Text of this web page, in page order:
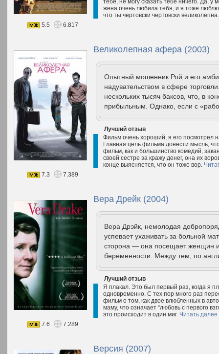
тебе, не могу сказать тебе ничего. Да,
жена очень любила тебя, и я тоже
что ты чертовски чертовски
5.5
6.817
Великолепная афера (2003)
Опытный мошенник Рой и его
надувательством в сфере
нескольких тысяч баксов, что, в
прибыльным. Однако, если с
Лучший отзыв
Фильм очень хороший, я его посмотрел
Главная цель фильма донести мысль,
фильм, как и большинство комедий,
своей сестре за кражу денег, она их
конце выясняется, что он тоже вор.
7.3
7.389
Вера Дрейк (2004)
Вера Дрэйк, немолодая
успевает ухаживать за больной
сторона — она посещает женщин и
беременности. Между тем, по
Лучший отзыв
Я плакал. Это был первый раз, когда я
одновременно. С тех пор много раз
фильм о том, как двое влюбленных в
маму, что означает “любовь с первого
это происходит в один миг. Читать далее
7.6
7.289
Версия (2007)